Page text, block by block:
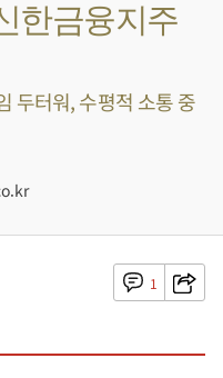
한금융지주
두터워, 수평적 소통 중
1